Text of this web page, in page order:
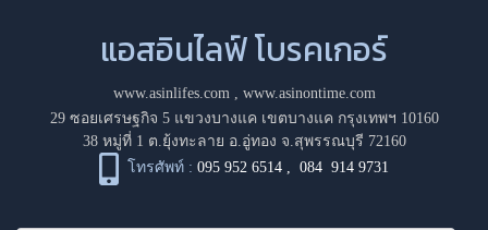
แอสอินไลฟ์ โบรคเกอร์
www.asinlifes.com, www.asinontime.com
29 ซอยเศรษฐกิจ 5 แขวงบางแค เขตบางแค กรุงเทพฯ 10160
38 หมู่ที่ 1 ต.ยุ้งทะลาย อ.อู่ทอง จ.สุพรรณบุรี 72160
โทรศัพท์ : 095 952 6514 ,084 914 9731